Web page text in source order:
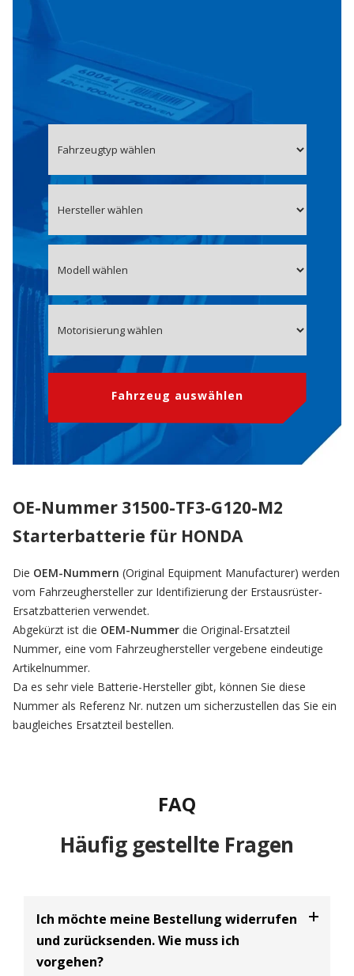
Fahrzeug auswählen
OE-Nummer 31500-TF3-G120-M2
Starterbatterie für HONDA
Die OEM-Nummern (Original Equipment Manufacturer) werden
vom Fahrzeughersteller zur Identifizierung der Erstausrüster-
Ersatzbatterien verwendet.
Abgekürzt ist die OEM-Nummer die Original-Ersatzteil
Nummer, eine vom Fahrzeughersteller vergebene eindeutige
Artikelnummer.
Da es sehr viele Batterie-Hersteller gibt, können Sie diese
Nummer als Referenz Nr. nutzen um sicherzustellen das Sie ein
baugleiches Ersatzteil bestellen.
FAQ
Häufig gestellte Fragen
Ich möchte meine Bestellung widerrufen
und zurücksenden. Wie muss ich
vorgehen?